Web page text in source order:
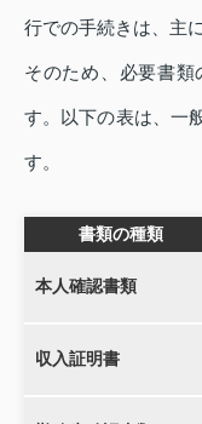
行での手続きは、主
そのため、必要書類
す。以下の表は、一
す。
書類の種類
本人確認書類
収入証明書